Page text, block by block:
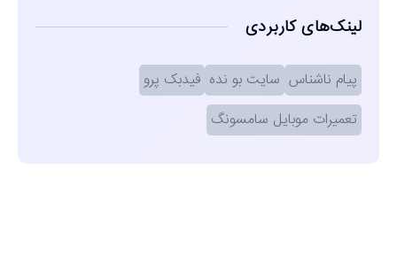
لینک‌های کاربردی
پیام ناشناس سایت بو نده فیدبک پرو
تعمیرات موبایل سامسونگ